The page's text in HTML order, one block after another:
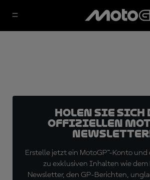
Holen Sie sich
offiziellen
Erstelle jetzt ein MotoGP™-Konto
zu exklusiven Inhalten wie dem
Newsletter, den GP-Berichten,